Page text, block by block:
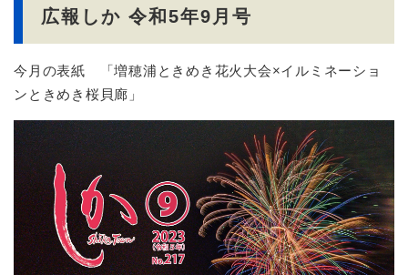
広報しか 令和5年9月号
今月の表紙 「増穂浦ときめき花火大会×イルミネーショ
ンときめき桜貝廊」